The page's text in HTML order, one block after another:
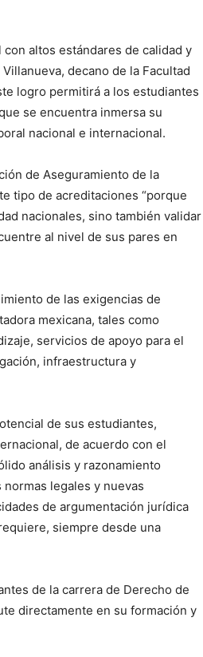
altos estándares de calidad y
decano de la Facultad
logro permitirá a los estudiantes
se encuentra inmersa su
nacional e internacional.
de Aseguramiento de la
tipo de acreditaciones “porque
nacionales, sino también validar
al nivel de sus pares en
de las exigencias de
mexicana, tales como
servicios de apoyo para el
infraestructura y
de sus estudiantes,
de acuerdo con el
análisis y razonamiento
legales y nuevas
de argumentación jurídica
siempre desde una
de la carrera de Derecho de
directamente en su formación y